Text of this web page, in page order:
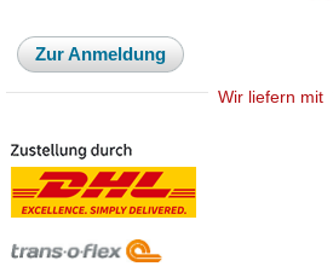
Zur Anmeldung
Wir liefern mit